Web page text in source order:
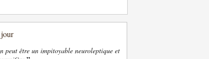
peut être un impitoyable neuroleptique et